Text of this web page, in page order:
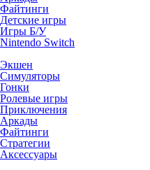
Файтинги
Детские игры
Игры Б/У
Nintendo Switch
Экшен
Симуляторы
Гонки
Ролевые игры
Приключения
Аркады
Файтинги
Стратегии
Аксессуары